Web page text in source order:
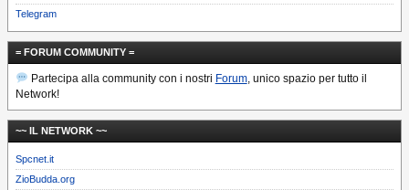
Telegram
= FORUM COMMUNITY =
Partecipa alla community con i nostri Forum, unico spazio per tutto il
Network!
~~ IL NETWORK ~~
Spcnet.it
ZioBudda.org